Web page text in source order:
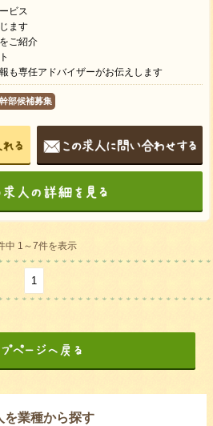
ビス
ます
ご紹介
も専任アドバイザーがお伝えします
幹部候補募集
中 1～7件を表示
1
を業種から探す